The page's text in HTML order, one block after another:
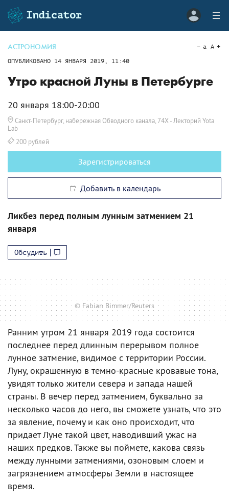
АСТРОНОМИЯ
ОПУБЛИКОВАНО 14 ЯНВАРЯ 2019, 11:40
a A
Утро красной Луны в Петербурге
20 января 18:00-20:00
Санкт-Петербург, набережная Обводного канала, 74Х - Лекторий Yota
Lab
200 рублей
Зарегистрироваться
Добавить в календарь
Ликбез перед полным лунным затмением 21
января
Обсудить
© Fabian Bimmer/Reuters
Ранним утром 21 января 2019 года состоится
последнее перед длинным перерывом полное
лунное затмение, видимое с территории России.
Луну, окрашенную в темно-красные кровавые тона,
увидят только жители севера и запада нашей
страны. В вечер перед затмением, буквально за
несколько часов до него, вы сможете узнать, что это
за явление, почему и как оно происходит, что
придает Луне такой цвет, наводивший ужас на
наших предков. Также вы поймете, какова связь
между лунными затмениями, озоновым слоем и
загрязнением атмосферы Земли в настоящее
время.